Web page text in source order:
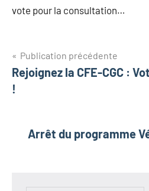
vote pour la consultation…
Publication précédente
Rejoignez la CFE-CGC :
!
Arrêt du programme